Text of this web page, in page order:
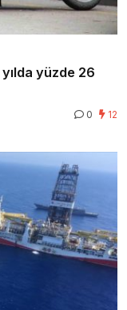
yüzde 26
0 12